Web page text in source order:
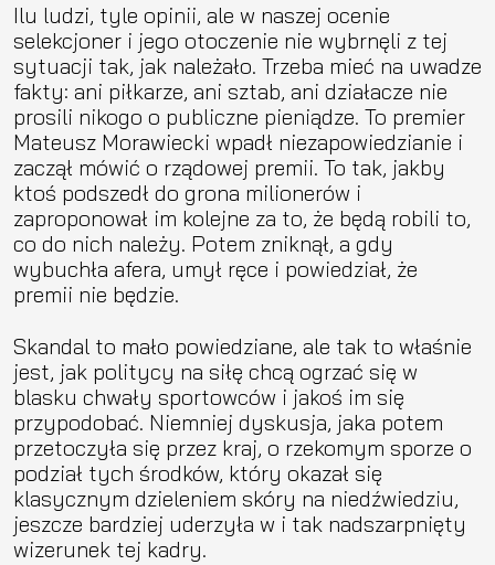
Ilu ludzi, tyle opinii, ale w naszej ocenie
selekcjoner i jego otoczenie nie wybrnęli z tej
sytuacji tak, jak należało. Trzeba mieć na uwadze
fakty: ani piłkarze, ani sztab, ani działacze nie
prosili nikogo o publiczne pieniądze. To premier
Mateusz Morawiecki wpadł niezapowiedzianie i
zaczął mówić o rządowej premii. To tak, jakby
ktoś podszedł do grona milionerów i
zaproponował im kolejne za to, że będą robili to,
co do nich należy. Potem zniknął, a gdy
wybuchła afera, umył ręce i powiedział, że
premii nie będzie.
Skandal to mało powiedziane, ale tak to właśnie
jest, jak politycy na siłę chcą ogrzać się w
blasku chwały sportowców i jakoś im się
przypodobać. Niemniej dyskusja, jaka potem
przetoczyła się przez kraj, o rzekomym sporze o
podział tych środków, który okazał się
klasycznym dzieleniem skóry na niedźwiedziu,
jeszcze bardziej uderzyła w i tak nadszarpnięty
wizerunek tej kadry.